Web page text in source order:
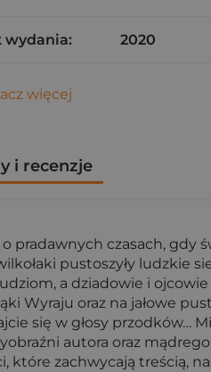
wydania: 2020
więcej
i recenzje
pradawnych czasach,
pustoszyły
a dziadowie i
Wyraju oraz na jałowe
się w głosy przodków…
autora oraz
które zachwycają treścią,